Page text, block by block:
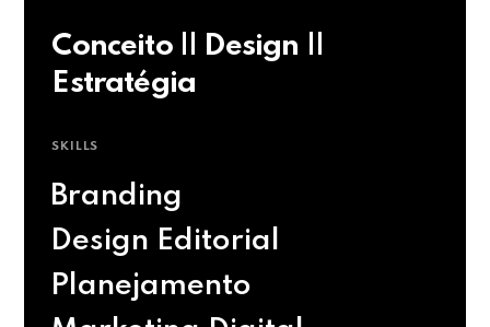
Conceito || Design ||
Estratégia
SKILLS
Branding
Design Editorial
Planejamento